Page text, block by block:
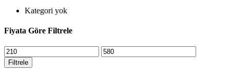
Kategori yok
Fiyata Göre Filtrele
En
düşük
fiyat
En
yüksek
Filtrele